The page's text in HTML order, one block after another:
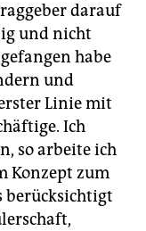
darauf
und nicht
habe
und
Linie mit
Ich
so arbeite ich
Konzept zum
berücksichtigt